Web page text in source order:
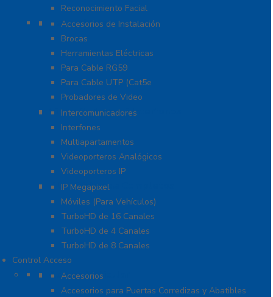
Reconocimiento Facial
Herramientas
Accesorios de Instalación
Brocas
Herramientas Eléctricas
Para Cable RG59
Para Cable UTP (Cat5e
Probadores de Video
Video Porteros E Interfonos
Intercomunicadores
Interfones
Multiapartamentos
Videoporteros Analógicos
Videoporteros IP
Kits- Sistemas Completos
IP Megapixel
Móviles (Para Vehículos)
TurboHD de 16 Canales
TurboHD de 4 Canales
TurboHD de 8 Canales
Control Acceso
Acceso Vehicular
Accesorios
Accesorios para Puertas Corredizas y Abatibles